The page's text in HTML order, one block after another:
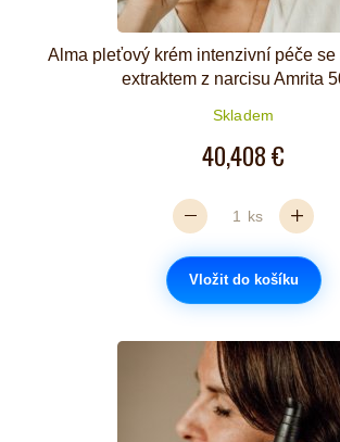
Alma pleťový krém intenzivní péče se
extraktem z narcisu Amrita
Skladem
40,408 €
ks
Vložit do košíku